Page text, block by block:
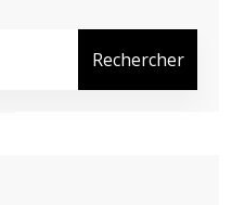
Rechercher